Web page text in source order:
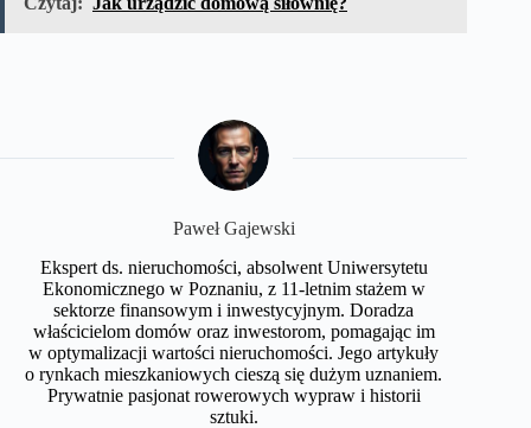
Paweł Gajewski
Ekspert ds. nieruchomości, absolwent Uniwersytetu
Ekonomicznego w Poznaniu, z 11-letnim stażem w
sektorze finansowym i inwestycyjnym. Doradza
właścicielom domów oraz inwestorom, pomagając im
w optymalizacji wartości nieruchomości. Jego artykuły
o rynkach mieszkaniowych cieszą się dużym uznaniem.
Prywatnie pasjonat rowerowych wypraw i historii
sztuki.